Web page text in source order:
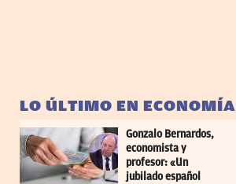
LO ÚLTIMO EN ECONOMÍA
Gonzalo Bernardos,
economista y
profesor: «Un
jubilado español